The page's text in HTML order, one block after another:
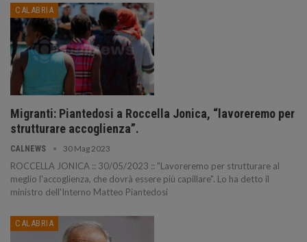
CALABRIA
Migranti: Piantedosi a Roccella Jonica, “lavoreremo per
strutturare accoglienza”.
CALNEWS 30 Mag 2023
ROCCELLA JONICA :: 30/05/2023 :: "Lavoreremo per strutturare al
meglio l'accoglienza, che dovrà essere più capillare". Lo ha detto il
ministro dell'Interno Matteo Piantedosi
CALABRIA